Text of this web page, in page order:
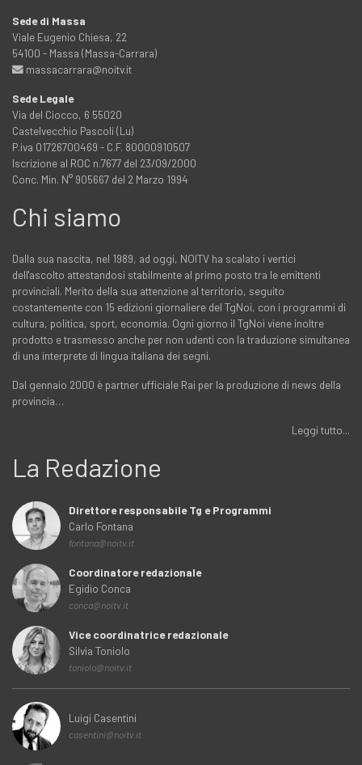
Sede di Massa
Viale Eugenio Chiesa, 22
54100 - Massa (Massa-Carrara)
massacarrara@noitv.it
Sede Legale
Via del Ciocco, 6 55020
Castelvecchio Pascoli (Lu)
P.iva 01726700469 - C.F. 80000910507
Iscrizione al ROC n.7677 del 23/09/2000
Conc. Min. N° 905667 del 2 Marzo 1994
Chi siamo
Dalla sua nascita, nel 1989, ad oggi, NOITV ha scalato i vertici
dell'ascolto attestandosi stabilmente al primo posto tra le emittenti
provinciali. Merito della sua attenzione al territorio, seguito
costantemente con 15 edizioni giornaliere del TgNoi, con i programmi di
cultura, politica, sport, economia. Ogni giorno il TgNoi viene inoltre
prodotto e trasmesso anche per non udenti con la traduzione simultanea
di una interprete di lingua italiana dei segni.
Dal gennaio 2000 è partner ufficiale Rai per la produzione di news della
provincia…
Leggi tutto...
La Redazione
Direttore responsabile Tg e Programmi
Carlo Fontana
fontana@noitv.it
Coordinatore redazionale
Egidio Conca
conca@noitv.it
Vice coordinatrice redazionale
Silvia Toniolo
toniolo@noitv.it
Luigi Casentini
casentini@noitv.it